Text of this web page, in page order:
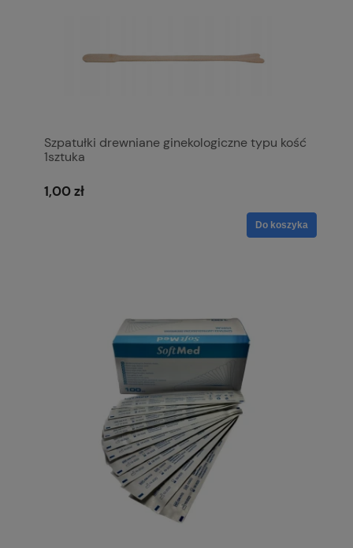
Szpatułki drewniane ginekologiczne typu kość
1sztuka
1,00 zł
Do koszyka